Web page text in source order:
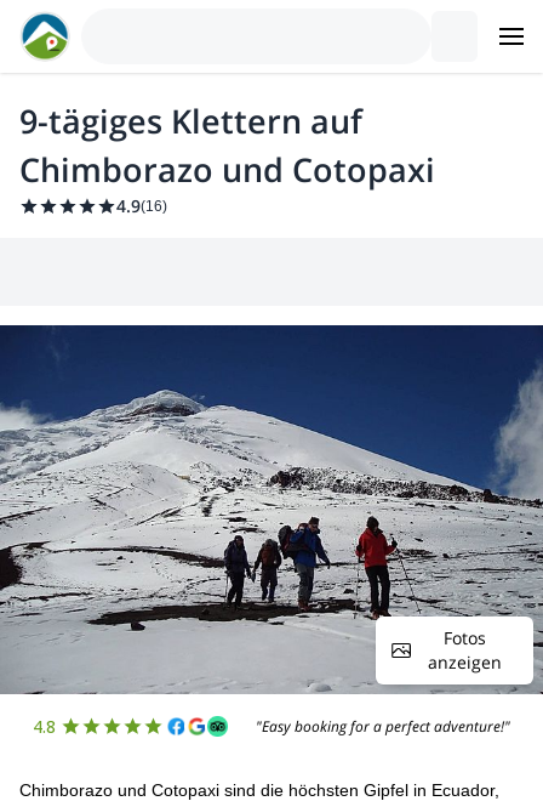
9-tägiges Klettern auf
Chimborazo und Cotopaxi
4.9(16)
Fotos
anzeigen
4.8 "Easy booking for a perfect adventure!"
Chimborazo und Cotopaxi sind die höchsten Gipfel in Ecuador,